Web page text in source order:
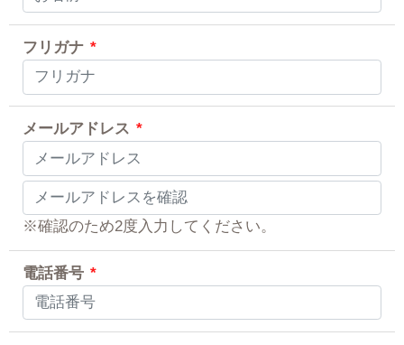
フリガナ *
メールアドレス *
※確認のため2度入力してください。
電話番号 *